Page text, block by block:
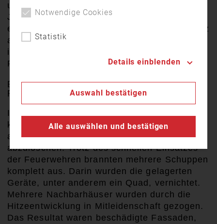
undKörperverletzungen.
Jahren Pause wieder Feuerwerkskörper
erlaubt waren, lässt sich
an der Bilanz
ablesen:Feuerwehr und Polizei
immer wieder zu kleineren, häufig durch
Feuerwerk ausgelöste Bränden ausrücken.
BRAND IN LAGERSCHUPPEN RUFT
FEUERWEHR AUF DEN PLAN
In
kurz nach 1 Uhrüber 40 Feuerwehrleute
an
rücken, um ein Feuer in einer Garage
abzulöschen. Trotz des schnellen Einsatzes
der Feuerwehren brannten mehrere Schuppen
komplett aus. Darin wurden die gelagerten
Geräte, unter anderem ein Quad, vernichtet.
Mehrere Nachbarhäuser wurden durch die
Hitzeentwicklung in Mitleidenschaft gezogen.
Das Resultat waren beschädigte Fassaden,
Notwendige Cookies
Statistik
Details einblenden
Auswahl bestätigen
Alle auswählen und bestätigen